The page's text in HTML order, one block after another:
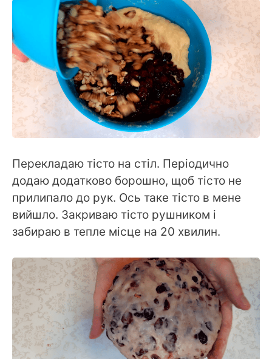
Перекладаю тісто на стіл. Періодично
додаю додатково борошно, щоб тісто не
прилипало до рук. Ось таке тісто в мене
вийшло. Закриваю тісто рушником і
забираю в тепле місце на 20 хвилин.